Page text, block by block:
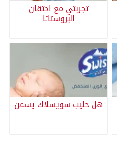
تجربتي مع احتقان
البروستاتا
هل حليب سويسلاك يسمن